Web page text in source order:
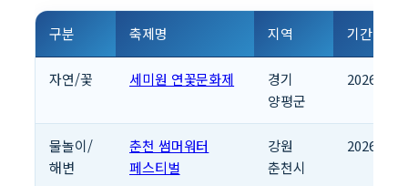
구분 축제명 지역 기간
자연/꽃 세미원 연꽃문화제
경기
양평군
물놀이/
해변
춘천 썸머워터
페스티벌
강원
춘천시